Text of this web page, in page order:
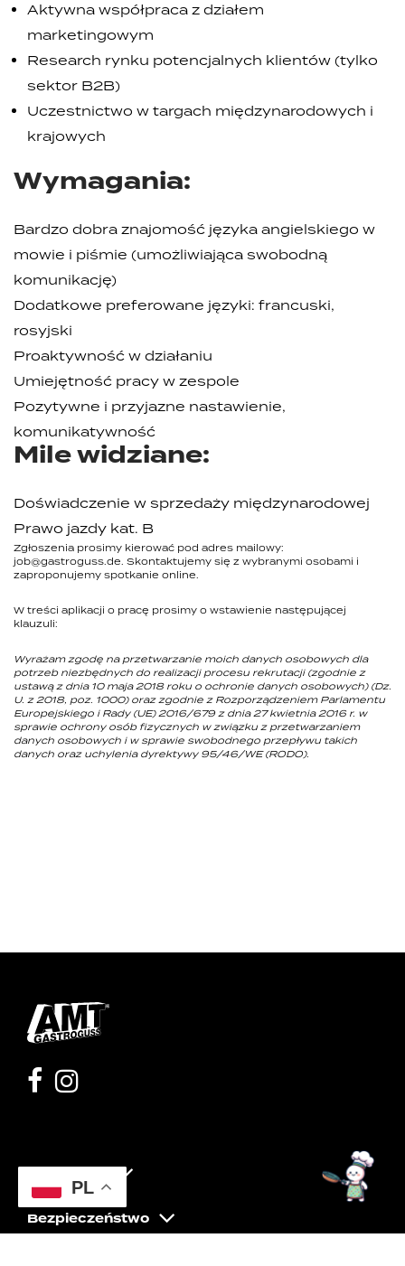
Aktywna współpraca z działem
marketingowym
Research rynku potencjalnych klientów (tylko
sektor B2B)
Uczestnictwo w targach międzynarodowych i
krajowych
Wymagania:
Bardzo dobra znajomość języka angielskiego w
mowie i piśmie (umożliwiająca swobodną
komunikację)
Dodatkowe preferowane języki: francuski,
rosyjski
Proaktywność w działaniu
Umiejętność pracy w zespole
Pozytywne i przyjazne nastawienie,
komunikatywność
Mile widziane:
Doświadczenie w sprzedaży międzynarodowej
Prawo jazdy kat. B
Zgłoszenia prosimy kierować pod adres mailowy:
job@gastroguss.de. Skontaktujemy się z wybranymi osobami i
zaproponujemy spotkanie online.
W treści aplikacji o pracę prosimy o wstawienie następującej
klauzuli:
Wyrażam zgodę na przetwarzanie moich danych osobowych dla
potrzeb niezbędnych do realizacji procesu rekrutacji (zgodnie z
ustawą z dnia 10 maja 2018 roku o ochronie danych osobowych) (Dz.
U. z 2018, poz. 1000) oraz zgodnie z Rozporządzeniem Parlamentu
Europejskiego i Rady (UE) 2016/679 z dnia 27 kwietnia 2016 r. w
sprawie ochrony osób fizycznych w związku z przetwarzaniem
danych osobowych i w sprawie swobodnego przepływu takich
danych oraz uchylenia dyrektywy 95/46/WE (RODO).
Bezpieczeństwo
PL